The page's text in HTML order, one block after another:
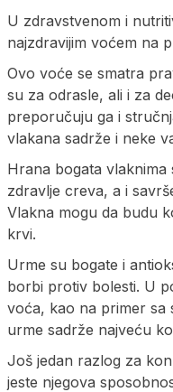
U zdravstvenom i
najzdravijim voćem na
Ovo voće se smatra
su za odrasle, ali i za
preporučuju ga i
vlakana sadrže i neke
Hrana bogata
zdravlje creva, a i
Vlakna mogu da budu
krvi.
Urme su bogate i
borbi protiv bolesti. U
voća, kao na primer sa
urme sadrže najveću
Još jedan razlog za
jeste njegova